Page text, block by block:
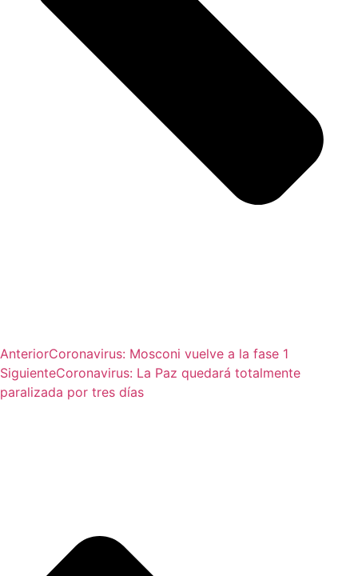
AnteriorCoronavirus: Mosconi vuelve a la fase 1
SiguienteCoronavirus: La Paz quedará totalmente
paralizada por tres días